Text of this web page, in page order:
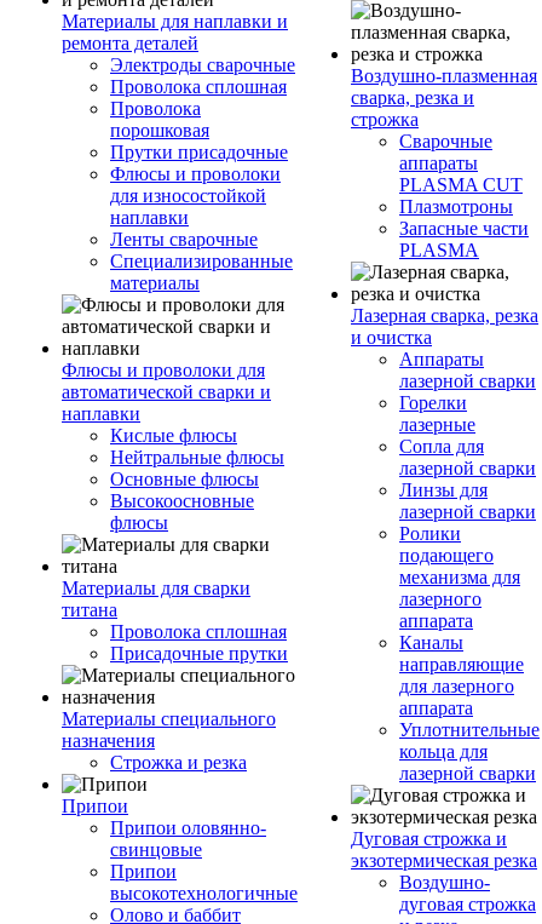
Материалы для наплавки и
ремонта деталей
Электроды сварочные
Проволока сплошная
Проволока
порошковая
Прутки присадочные
Флюсы и проволоки
для износостойкой
наплавки
Ленты сварочные
Специализированные
материалы
Флюсы и проволоки для
автоматической сварки и
наплавки
Кислые флюсы
Нейтральные флюсы
Основные флюсы
Высокоосновные
флюсы
Материалы для сварки
титана
Проволока сплошная
Присадочные прутки
Материалы специального
назначения
Строжка и резка
Припои
Припои оловянно-
свинцовые
Припои
высокотехнологичные
Олово и баббит
Воздушно-плазменная
сварка, резка и
строжка
Сварочные
аппараты
PLASMA CUT
Плазмотроны
Запасные части
PLASMA
Лазерная сварка, резка
и очистка
Аппараты
лазерной сварки
Горелки
лазерные
Сопла для
лазерной сварки
Линзы для
лазерной сварки
Ролики
подающего
механизма для
лазерного
аппарата
Каналы
направляющие
для лазерного
аппарата
Уплотнительные
кольца для
лазерной сварки
Дуговая строжка и
экзотермическая резка
Воздушно-
дуговая строжка